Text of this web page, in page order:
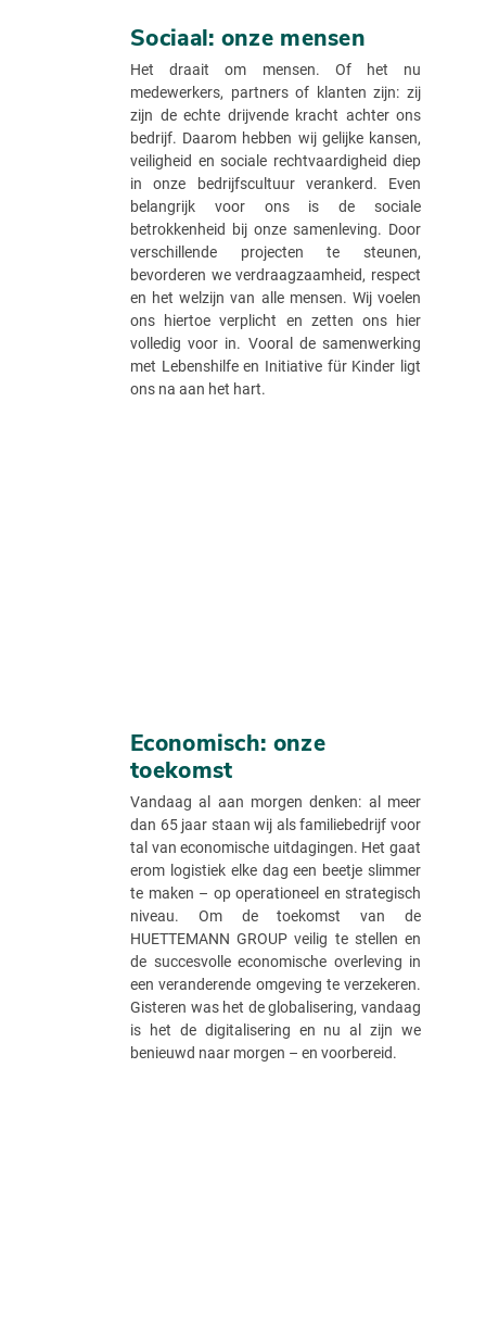
Sociaal: onze mensen
Het draait om mensen. Of het nu
medewerkers, partners of klanten zijn: zij
zijn de echte drijvende kracht achter ons
bedrijf. Daarom hebben wij gelijke kansen,
veiligheid en sociale rechtvaardigheid diep
in onze bedrijfscultuur verankerd. Even
belangrijk voor ons is de sociale
betrokkenheid bij onze samenleving. Door
verschillende projecten te steunen,
bevorderen we verdraagzaamheid, respect
en het welzijn van alle mensen. Wij voelen
ons hiertoe verplicht en zetten ons hier
volledig voor in. Vooral de samenwerking
met Lebenshilfe en Initiative für Kinder ligt
ons na aan het hart.
Economisch: onze
toekomst
Vandaag al aan morgen denken: al meer
dan 65 jaar staan wij als familiebedrijf voor
tal van economische uitdagingen. Het gaat
erom logistiek elke dag een beetje slimmer
te maken – op operationeel en strategisch
niveau. Om de toekomst van de
HUETTEMANN GROUP veilig te stellen en
de succesvolle economische overleving in
een veranderende omgeving te verzekeren.
Gisteren was het de globalisering, vandaag
is het de digitalisering en nu al zijn we
benieuwd naar morgen – en voorbereid.